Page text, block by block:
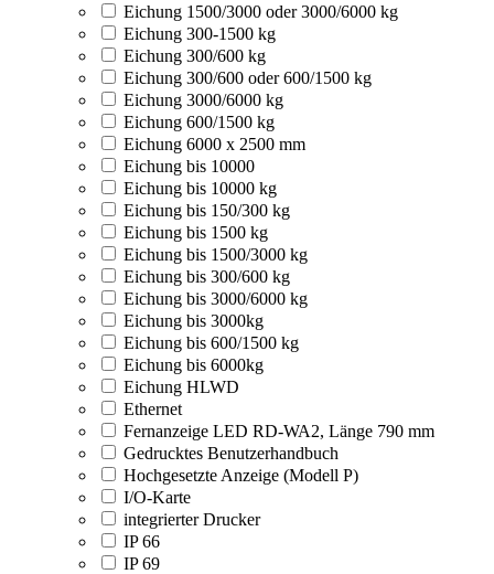
Eichung 1500/3000 oder 3000/6000 kg
Eichung 300-1500 kg
Eichung 300/600 kg
Eichung 300/600 oder 600/1500 kg
Eichung 3000/6000 kg
Eichung 600/1500 kg
Eichung 6000 x 2500 mm
Eichung bis 10000
Eichung bis 10000 kg
Eichung bis 150/300 kg
Eichung bis 1500 kg
Eichung bis 1500/3000 kg
Eichung bis 300/600 kg
Eichung bis 3000/6000 kg
Eichung bis 3000kg
Eichung bis 600/1500 kg
Eichung bis 6000kg
Eichung HLWD
Ethernet
Fernanzeige LED RD-WA2, Länge 790 mm
Gedrucktes Benutzerhandbuch
Hochgesetzte Anzeige (Modell P)
I/O-Karte
integrierter Drucker
IP 66
IP 69